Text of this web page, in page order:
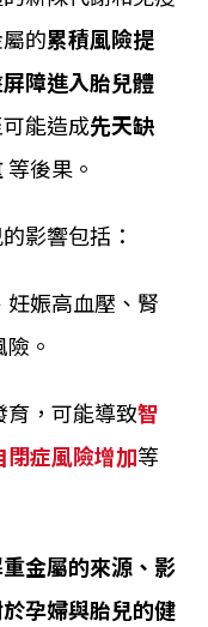
的累積風險提
障進入胎兒體
能造成先天缺
等後果。
影響包括：
妊娠高血壓、腎
。
育，可能導致智
症風險增加等
金屬的來源、影
孕婦與胎兒的健